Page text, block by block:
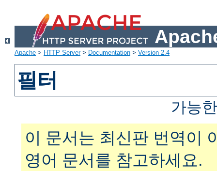
Apache > HTTP Server> Documentation > Version 2.4
필터
가능
이 문서는 최신판 번역이
영어 문서를 참고하세요.